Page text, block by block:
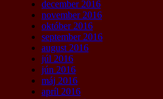
december 2016
november 2016
október 2016
september 2016
august 2016
júl 2016
jún 2016
máj 2016
apríl 2016